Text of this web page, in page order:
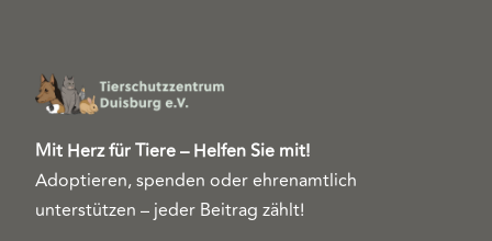
Mit Herz für Tiere – Helfen Sie mit!
Adoptieren, spenden oder ehrenamtlich
unterstützen – jeder Beitrag zählt!